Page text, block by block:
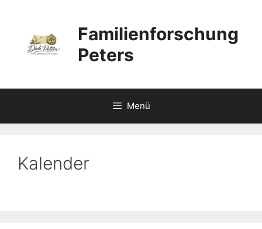
springen
Familienforschung
Peters
Menü
Kalender